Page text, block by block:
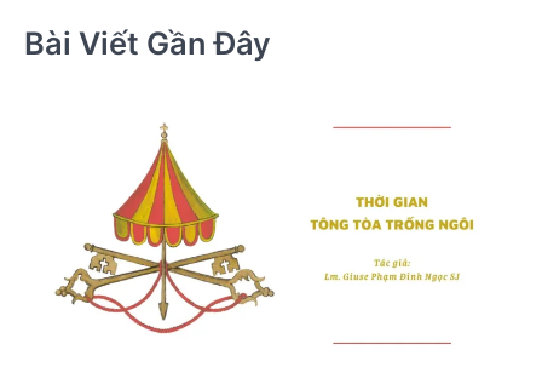
Bài Viết Gần Đây